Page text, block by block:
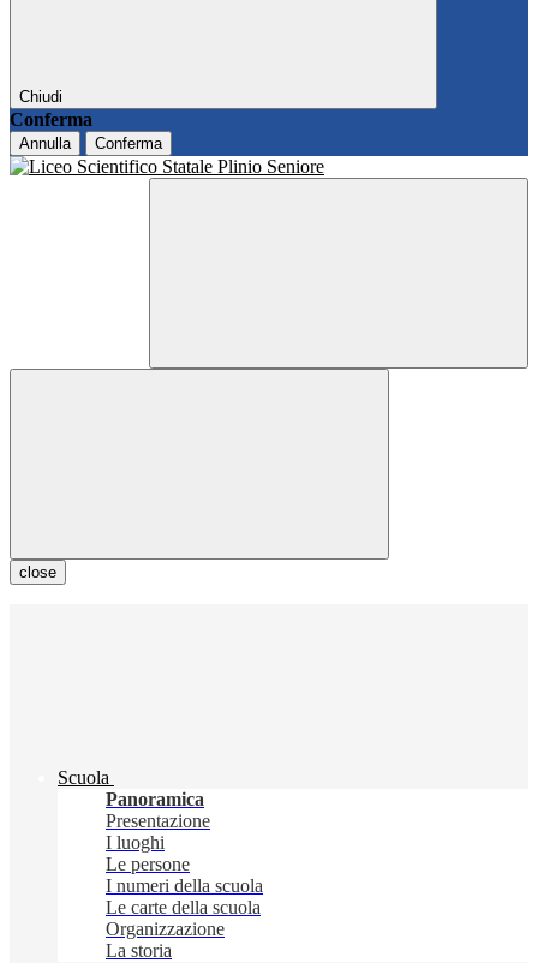
Chiudi
Conferma
Annulla Conferma
close
Scuola
Panoramica
Presentazione
I luoghi
Le persone
I numeri della scuola
Le carte della scuola
Organizzazione
La storia